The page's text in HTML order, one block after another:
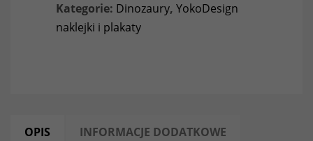
Kategorie: Dinozaury, YokoDesign
naklejki i plakaty
OPIS INFORMACJE DODATKOWE